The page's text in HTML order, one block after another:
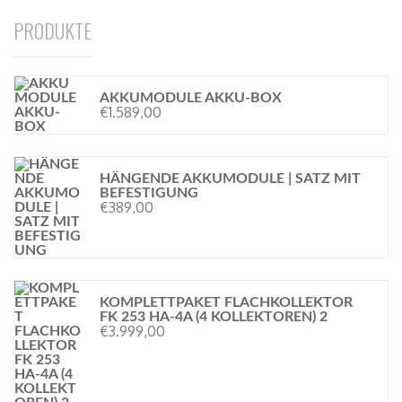
PRODUKTE
AKKUMODULE AKKU-BOX
€1.589,00
HÄNGENDE AKKUMODULE | SATZ MIT
BEFESTIGUNG
€389,00
KOMPLETTPAKET FLACHKOLLEKTOR
FK 253 HA-4A (4 KOLLEKTOREN) 2
€3.999,00